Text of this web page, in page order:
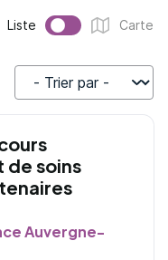
actif :
Liste
Affichage :
Carte
Trier par
soins
Auvergne-